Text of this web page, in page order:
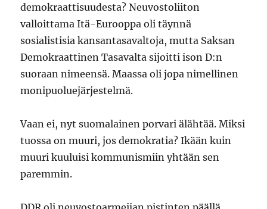
demokraattisuudesta? Neuvostoliiton
valloittama Itä-Eurooppa oli täynnä
sosialistisia kansantasavaltoja, mutta Saksan
Demokraattinen Tasavalta sijoitti ison D:n
suoraan nimeensä. Maassa oli jopa nimellinen
monipuoluejärjestelmä.
Vaan ei, nyt suomalainen porvari älähtää. Miksi
tuossa on muuri, jos demokratia? Ikään kuin
muuri kuuluisi kommunismiin yhtään sen
paremmin.